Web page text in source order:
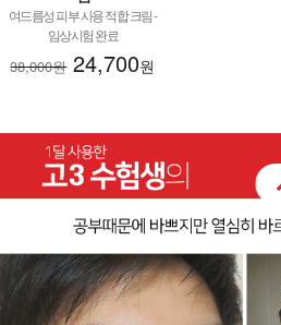
여드름성 피부 사용 적합 크림 -
임상시험 완료
38,000원24,700원